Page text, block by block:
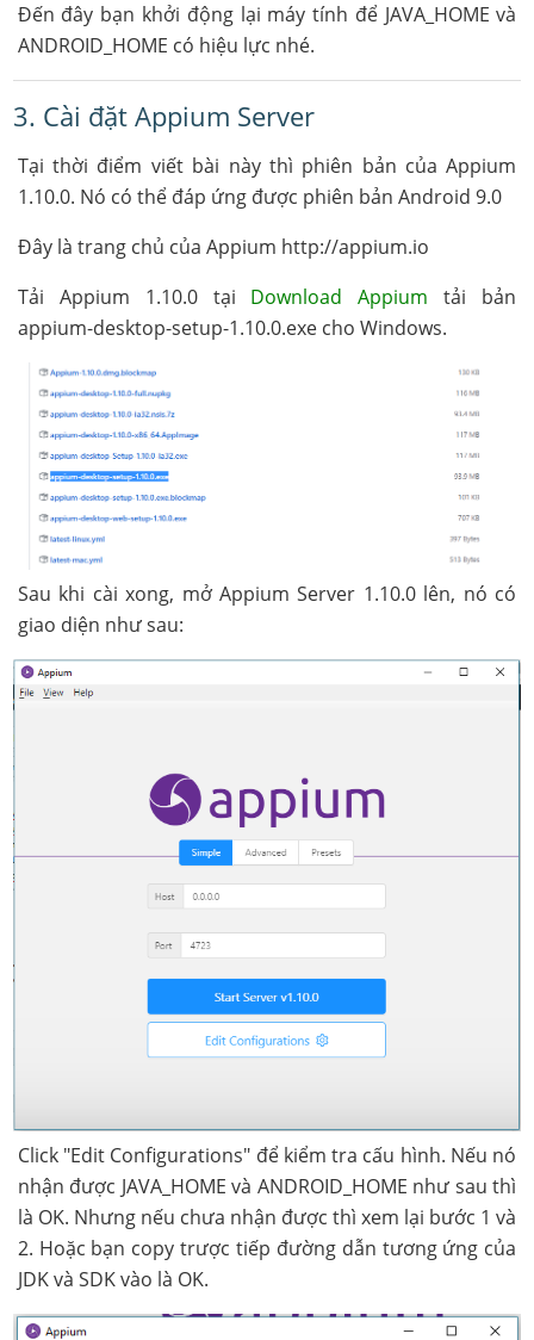
Đến đây bạn khởi động lại máy tính để JAVA_HOME và
ANDROID_HOME có hiệu lực nhé.
3. Cài đặt Appium Server
Tại thời điểm viết bài này thì phiên bản của Appium
1.10.0. Nó có thể đáp ứng được phiên bản Android 9.0
Đây là trang chủ của Appium http://appium.io
Tải Appium 1.10.0 tại Download Appium tải bản
appium-desktop-setup-1.10.0.exe cho Windows.
Sau khi cài xong, mở Appium Server 1.10.0 lên, nó có
giao diện như sau:
Click "Edit Configurations" để kiểm tra cấu hình. Nếu nó
nhận được JAVA_HOME và ANDROID_HOME như sau thì
là OK. Nhưng nếu chưa nhận được thì xem lại bước 1 và
2. Hoặc bạn copy trược tiếp đường dẫn tương ứng của
JDK và SDK vào là OK.